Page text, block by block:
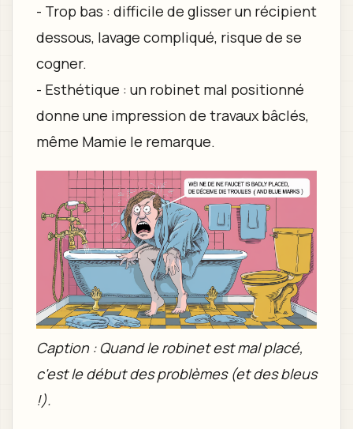
- Trop bas : difficile de glisser un récipient
dessous, lavage compliqué, risque de se
cogner.
- Esthétique : un robinet mal positionné
donne une impression de travaux bâclés,
même Mamie le remarque.
Caption : Quand le robinet est mal placé,
c'est le début des problèmes (et des bleus
!).